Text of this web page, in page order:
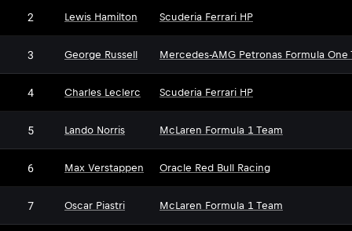
2 Lewis Hamilton Scuderia Ferrari HP
3 George Russell Mercedes-AMG Petronas Formula One
4 Charles Leclerc Scuderia Ferrari HP
5 Lando Norris McLaren Formula 1 Team
6 Max Verstappen Oracle Red Bull Racing
7 Oscar Piastri McLaren Formula 1 Team